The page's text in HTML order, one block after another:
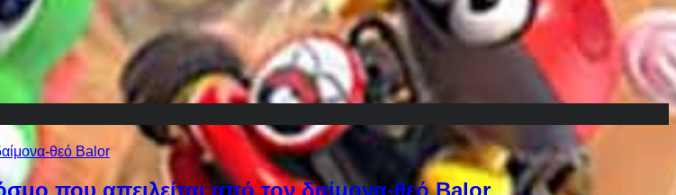
που απειλείται από τον δαίμονα-θεό Balor